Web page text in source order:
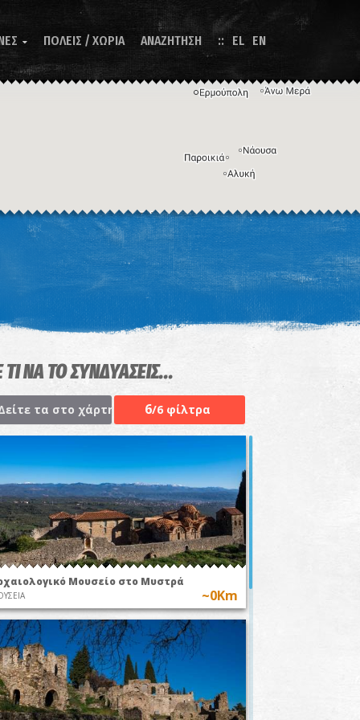
 ΠΟΛΕΙΣ / ΧΩΡΙΑ ΑΝΑΖΗΤΗΣΗ EL EN
πληκτρολογίου Η εικόνα ενδέχεται να υπόκειται σε πνευματικά δικαιώματα Όροι
ΝΑ ΤΟ ΣΥΝΔΥΑΣΕΙΣ...
τα στο χάρτη 6/6 φίλτρα
Μουσείο στο Μυστρά
~0Km